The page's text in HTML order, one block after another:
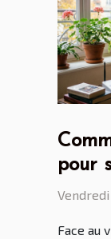
pour
Face au